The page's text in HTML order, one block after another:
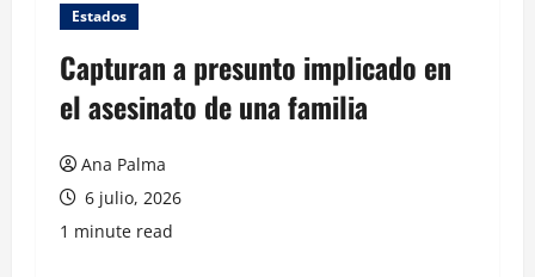
Estados
Capturan a presunto implicado en
el asesinato de una familia
Ana Palma
6 julio, 2026
1 minute read